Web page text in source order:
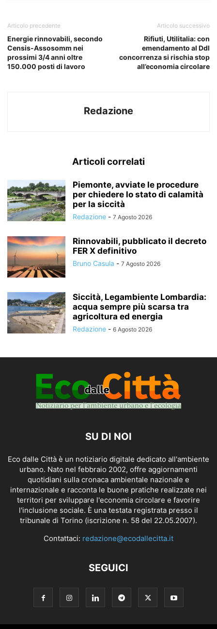
Articolo precedente
Energie rinnovabili, secondo
Censis-Assosomm nei
prossimi 3/4 anni oltre
150.000 posti di lavoro
Articolo successivo
Rifiuti, Utilitalia: con
emendamento al Ddl
concorrenza si rischia stop
all’economia circolare
Redazione
Articoli correlati
Piemonte, avviate le procedure
per chiedere lo stato di calamità
per la siccità
Redazione - 7 Agosto 2026
Rinnovabili, pubblicato il decreto
FER X definitivo
Bruno Casula - 7 Agosto 2026
Siccità, Legambiente Lombardia:
acqua sempre più scarsa tra
agricoltura ed energia
Redazione - 6 Agosto 2026
SU DI NOI
Eco dalle Città è un notiziario digitale dedicato all'ambiente
urbano. Nato nel febbraio 2002, offre aggiornamenti
quotidiani sulla cronaca ambientale nazionale e
internazionale e racconta le buone pratiche realizzate nei
territori per sviluppare l'economia circolare e favorire
l'inclusione sociale. È una testata registrata presso il
tribunale di Torino (iscrizione n. 58 del 22.05.2007).
Contattaci: redazione@ecodallecitta.it
SEGUICI